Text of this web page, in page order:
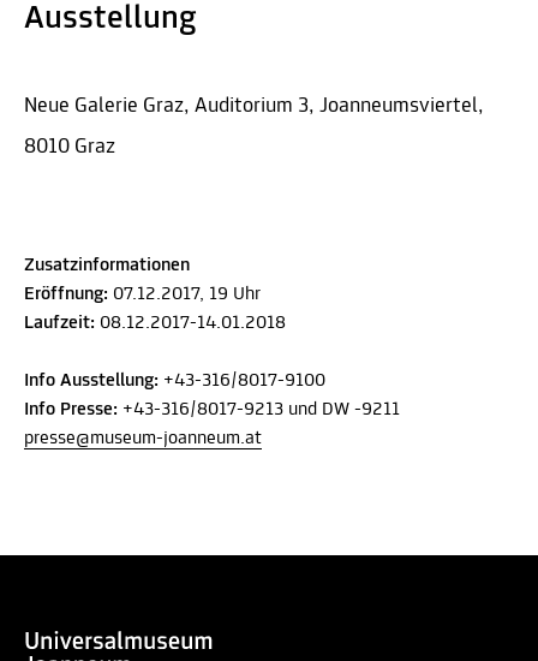
Ausstellung
Neue Galerie Graz, Auditorium 3, Joanneumsviertel,
8010 Graz
Zusatzinformationen
Eröffnung: 07.12.2017, 19 Uhr
Laufzeit: 08.12.2017-14.01.2018
Info Ausstellung: +43-316/8017-9100
Info Presse: +43-316/8017-9213 und DW -9211
presse@museum-joanneum.at